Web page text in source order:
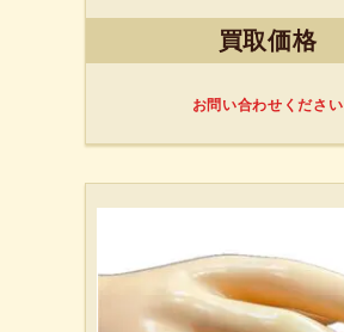
買取価格
お問い合わせください